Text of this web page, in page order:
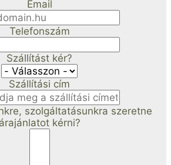
Email
Telefonszám
Szállítást kér?
Szállítási cím
szolgáltatásunkra szeretne
árajánlatot kérni?